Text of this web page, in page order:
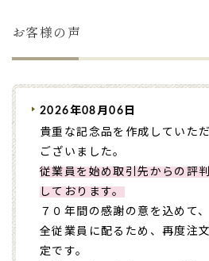
お客様の声
2026年08月06日
貴重な記念品を作成していた
ございました。
従業員を始め取引先からの評
しております。
７０年間の感謝の意を込めて
全従業員に配るため、再度注
定です。